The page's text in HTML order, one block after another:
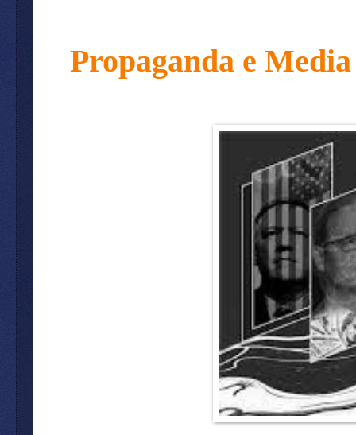
Propaganda e